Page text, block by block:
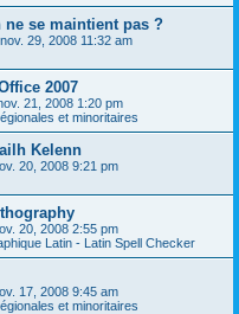
se maintient pas ?
29, 2008 11:32 am
2007
21, 2008 1:20 pm
et minoritaires
Kelenn
20, 2008 9:21 pm
20, 2008 2:55 pm
Latin - Latin Spell Checker
17, 2008 9:45 am
et minoritaires